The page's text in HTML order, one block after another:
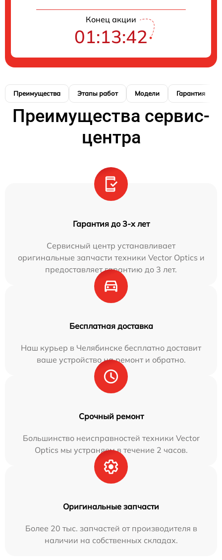
Конец акции
01:13:41
Преимущества Этапы работ Модели Гарантия
Преимущества сервис-
центра
Гарантия до 3-х лет
Сервисный центр устанавливает
оригинальные запчасти техники Vector Optics и
предоставляет гарантию до 3 лет.
Бесплатная доставка
Наш курьер в Челябинске бесплатно доставит
ваше устройство на ремонт и обратно.
Срочный ремонт
Большинство неисправностей техники Vector
Optics мы устраняем в течение 2 часов.
Оригинальные запчасти
Более 20 тыс. запчастей от производителя в
наличии на собственных складах.